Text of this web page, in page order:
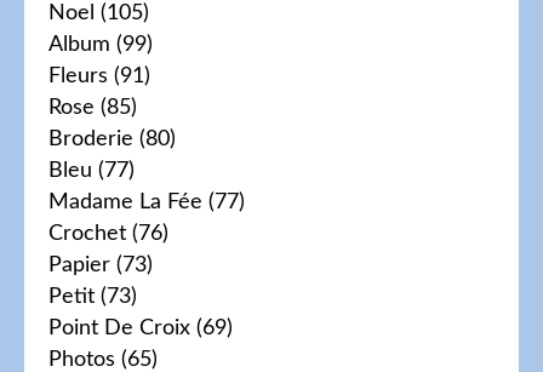
Noel (105)
Album (99)
Fleurs (91)
Rose (85)
Broderie (80)
Bleu (77)
Madame La Fée (77)
Crochet (76)
Papier (73)
Petit (73)
Point De Croix (69)
Photos (65)